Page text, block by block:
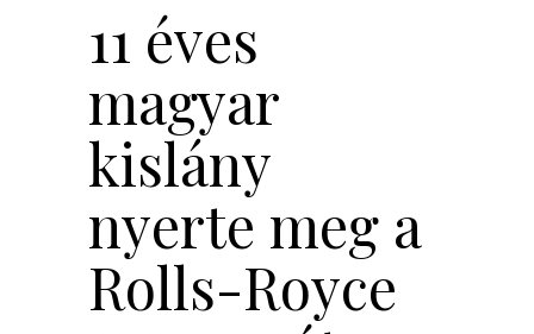
11 éves
magyar
kislány
nyerte meg a
Rolls-Royce